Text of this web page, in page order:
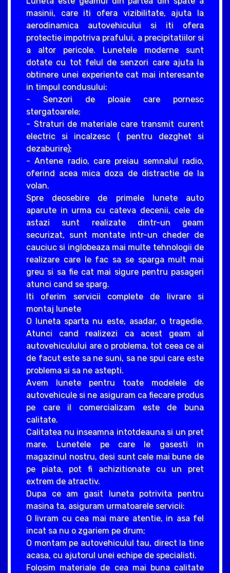
masinii, care iti ofera vizibilitate, ajuta la
aerodinamica autovehicului si iti ofera
protectie impotriva prafului, a precipitatiilor si
a altor pericole. Lunetele moderne sunt
dotate cu tot felul de senzori care ajuta la
obtinere unei experiente cat mai interesante
in timpul condusului:
- Senzori de ploaie care pornesc
stergatoarele;
- Straturi de materiale care transmit curent
electric si incalzesc ( pentru dezghet si
dezaburire);
- Antene radio, care preiau semnalul radio,
oferind acea mica doza de distractie de la
volan.
Spre deosebire de primele lunete auto
aparute in urma cu cateva decenii, cele de
astazi sunt realizate dintr-un geam
securizat, sunt montate intr-un cheder de
cauciuc si inglobeaza mai multe tehnologii de
realizare care le fac sa se sparga mult mai
greu si sa fie cat mai sigure pentru pasageri
atunci cand se sparg.
Iti oferim servicii complete de livrare si
montaj lunete
O luneta sparta nu este, asadar, o tragedie.
Atunci cand realizezi ca acest geam al
autovehiculului are o problema, tot ceea ce ai
de facut este sa ne suni, sa ne spui care este
problema si sa ne astepti.
Avem lunete pentru toate modelele de
autovehicule si ne asiguram ca fiecare produs
pe care il comercializam este de buna
calitate.
Calitatea nu inseamna intotdeauna si un pret
mare. Lunetele pe care le gasesti in
magazinul nostru, desi sunt cele mai bune de
pe piata, pot fi achizitionate cu un pret
extrem de atractiv.
Dupa ce am gasit luneta potrivita pentru
masina ta, asiguram urmatoarele servicii:
O livram cu cea mai mare atentie, in asa fel
incat sa nu o zgariem pe drum;
O montam pe autovehiculul tau, direct la tine
acasa, cu ajutorul unei echipe de specialisti.
Folosim materiale de cea mai buna calitate